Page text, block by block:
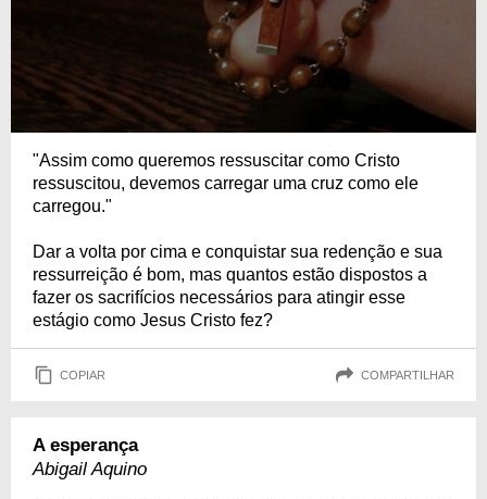
"Assim como queremos ressuscitar como Cristo
ressuscitou, devemos carregar uma cruz como ele
carregou."
Dar a volta por cima e conquistar sua redenção e sua
ressurreição é bom, mas quantos estão dispostos a
fazer os sacrifícios necessários para atingir esse
estágio como Jesus Cristo fez?
COPIAR COMPARTILHAR
A esperança
Abigail Aquino